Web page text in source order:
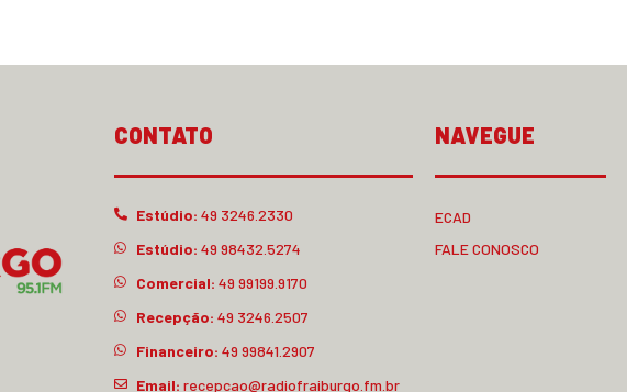
CONTATO
Estúdio: 49 3246.2330
Estúdio: 49 98432.5274
Comercial: 49 99199.9170
Recepção: 49 3246.2507
Financeiro: 49 99841.2907
Email: recepcao@radiofraiburgo.fm.br
NAVEGUE
ECAD
FALE CONOSCO